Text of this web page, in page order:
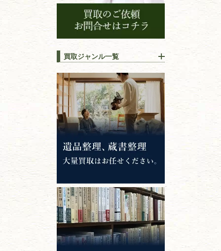
買取ジャンル一覧
江戸時代の書物
唐本・漢籍・
中国書物・朝鮮本
錦絵・浮世絵・版画・刷り物
専門書・ 学術書
哲学書・思想書
心理学・倫理学
仏教書
神道・神社仏閣